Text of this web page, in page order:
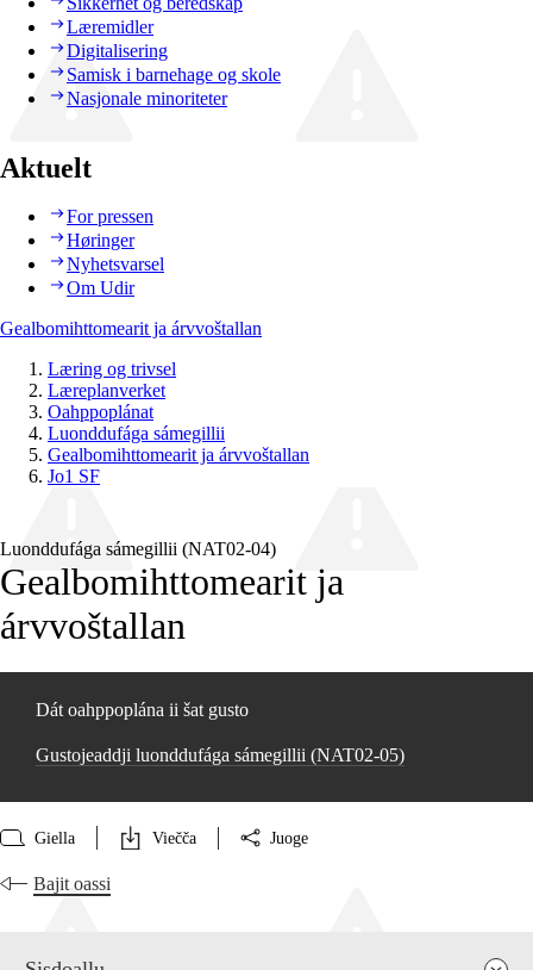
Læremidler
Digitalisering
Samisk i barnehage og skole
Nasjonale minoriteter
Aktuelt
For pressen
Høringer
Nyhetsvarsel
Om Udir
Gealbomihttomearit ja árvvoštallan
Læring og trivsel
Læreplanverket
Oahppoplánat
Luonddufága sámegillii
Gealbomihttomearit ja árvvoštallan
Jo1 SF
Luonddufága sámegillii (NAT02‑04)
Gealbomihttomearit ja
árvvoštallan
Dát oahppoplána ii šat gusto
Gustojeaddji luonddufága sámegillii (NAT02‑05)
Giella Viečča Juoge
Bajit oassi